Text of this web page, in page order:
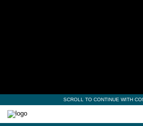
SCROLL TO CONTINUE WITH